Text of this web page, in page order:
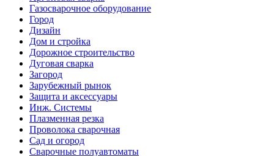
Газосварочное оборудование
Город
Дизайн
Дом и стройка
Дорожное строительство
Дуговая сварка
Загород
Зарубежный рынок
Защита и аксессуары
Инж. Системы
Плазменная резка
Проволока сварочная
Сад и огород
Сварочные полуавтоматы